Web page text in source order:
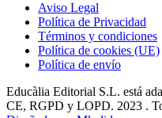
Aviso Legal
Política de Privacidad
Términos y condiciones
Política de cookies (UE)
Política de envío
Educàlia Editorial S.L. está
CE, RGPD y LOPD. 2023 .